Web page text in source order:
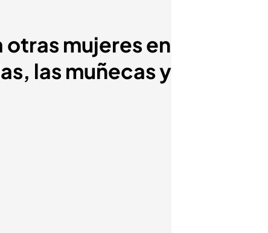
mujeres en
las muñecas y